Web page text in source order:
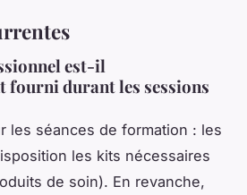
est-il
fourni durant les sessions
les séances de formation : les
les kits nécessaires
de soin). En revanche,